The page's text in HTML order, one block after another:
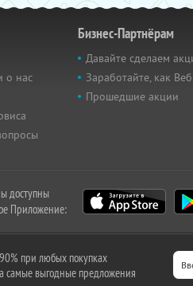
о нас
Бизнес-Партнёрам
Давайте сделаем
Заработайте, как
Прошедшие акции
доступны
Приложение:
при любых покупках
самые выгодные предложения